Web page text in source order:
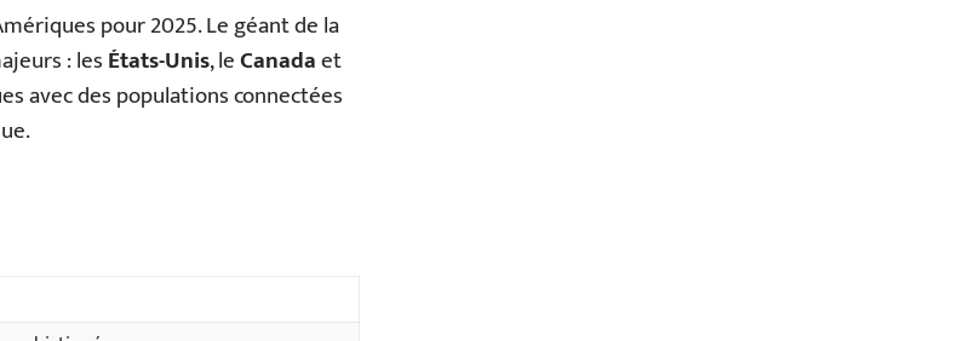
pour 2025. Le géant de la
: lesÉtats-Unis, leCanadaet
avec des populations connectées